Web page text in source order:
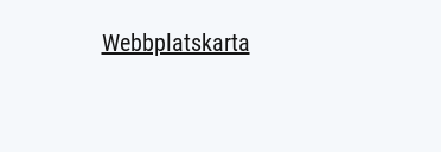
Webbplatskarta